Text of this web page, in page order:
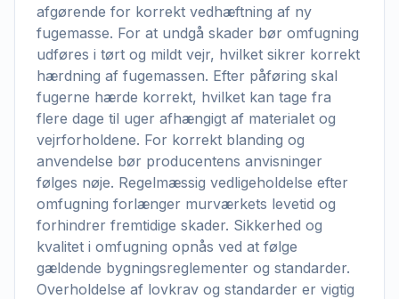
afgørende for korrekt vedhæftning af ny
fugemasse. For at undgå skader bør omfugning
udføres i tørt og mildt vejr, hvilket sikrer korrekt
hærdning af fugemassen. Efter påføring skal
fugerne hærde korrekt, hvilket kan tage fra
flere dage til uger afhængigt af materialet og
vejrforholdene. For korrekt blanding og
anvendelse bør producentens anvisninger
følges nøje. Regelmæssig vedligeholdelse efter
omfugning forlænger murværkets levetid og
forhindrer fremtidige skader. Sikkerhed og
kvalitet i omfugning opnås ved at følge
gældende bygningsreglementer og standarder.
Overholdelse af lovkrav og standarder er vigtig